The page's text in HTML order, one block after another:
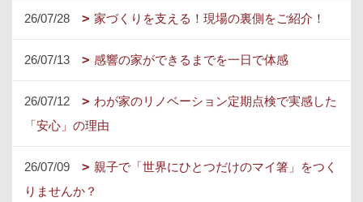
26/07/28 家づくりを支える！現場の裏側をご紹介！
26/07/13 感響の家ができるまでを一日で体感
26/07/12
わが家のリノベーション定期点検で実感した
「安心」の理由
26/07/09
親子で「世界にひとつだけのマイ箸」をつく
りませんか？